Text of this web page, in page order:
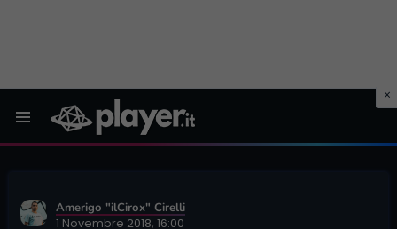
Amerigo "ilCirox" Cirelli
1 Novembre 2018, 16:00